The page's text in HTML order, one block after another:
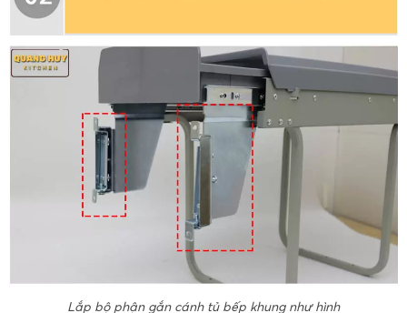
Lắp bộ phận gắn cánh tủ bếp khung như hình